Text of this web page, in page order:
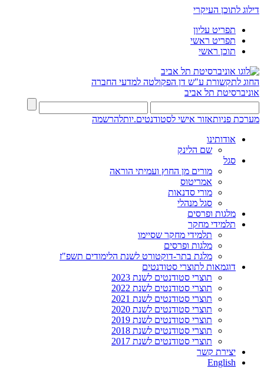
דילוג לתוכן העיקרי
תפריט עליון
תפריט ראשי
תוכן ראשי
החוג לתקשורת ע"ש דן הפקולטה למדעי החברה
אוניברסיטת תל אביב
מערכת פניותאזור אישי לסטודנטים.יותלהרשמה
אודותינו
שם הלינק
סגל
מורים מן החוץ ועמיתי הוראה
אמריטוס
מורי סדנאות
סגל מנהלי
מלגות ופרסים
תלמידי מחקר
תלמידי מחקר שסיימו
מלגות ופרסים
מלגת בתר-דוקטורט לשנת הלימודים תשפ"ז
דוגמאות לתוצרי סטודנטים
תוצרי סטודנטים לשנת 2023
תוצרי סטודנטים לשנת 2022
תוצרי סטודנטים לשנת 2021
תוצרי סטודנטים לשנת 2020
תוצרי סטודנטים לשנת 2019
תוצרי סטודנטים לשנת 2018
תוצרי סטודנטים לשנת 2017
יצירת קשר
English